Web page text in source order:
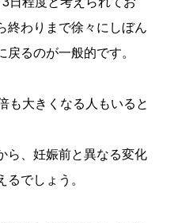
終わりまで徐々にしぼん
るのが一般的です。
も大きくなる人もいると
ら、妊娠前と異なる変化
でしょう。